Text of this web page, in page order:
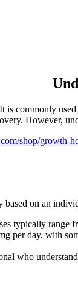
commonly
However,
shop/growth-
on an
typically range
per day, with
who